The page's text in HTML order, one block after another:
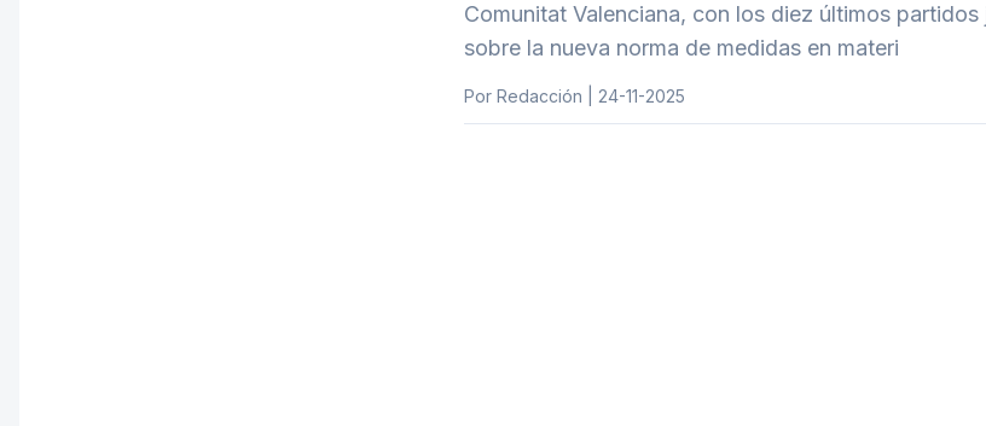
Comunitat Valenciana, con los diez últimos
sobre la nueva norma de medidas en materi
Por Redacción | 24-11-2025